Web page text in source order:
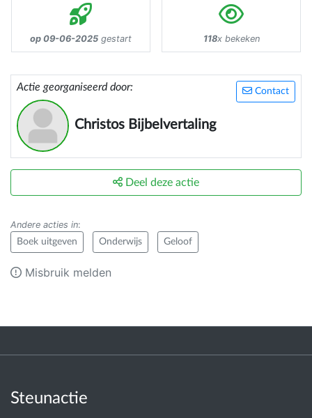
op 09-06-2025 gestart 118x bekeken
Contact
Actie georganiseerd door:
Christos Bijbelvertaling
Deel deze actie
Andere acties in:
Boek uitgeven Onderwijs Geloof
Misbruik melden
Steunactie